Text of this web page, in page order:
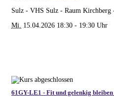
Sulz - VHS Sulz - Raum Kirchberg
Mi.
15.04.2026 18:30 - 19:30 Uhr
61GY-LE1 - Fit und gelenkig